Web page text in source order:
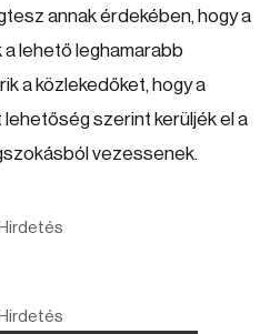
annak érdekében, hogy a
a lehető leghamarabb
a közlekedőket, hogy a
szerint kerüljék el a
vezessenek.
Hirdetés
Hirdetés